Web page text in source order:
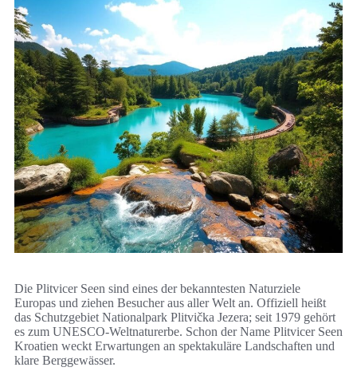
Die Plitvicer Seen sind eines der bekanntesten Naturziele
Europas und ziehen Besucher aus aller Welt an. Offiziell heißt
das Schutzgebiet Nationalpark Plitvička Jezera; seit 1979 gehört
es zum UNESCO-Weltnaturerbe. Schon der Name Plitvicer Seen
Kroatien weckt Erwartungen an spektakuläre Landschaften und
klare Berggewässer.